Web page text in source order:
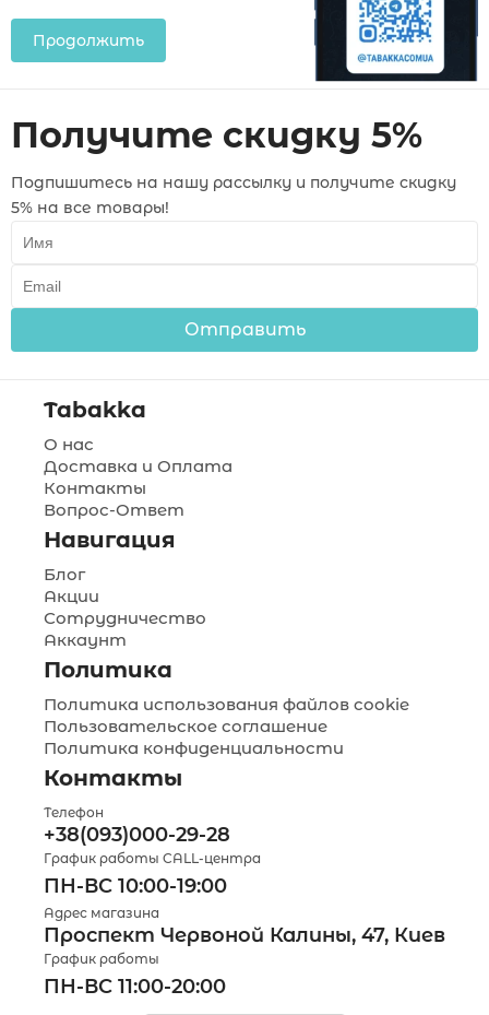
Продолжить
Получите скидку 5%
Подпишитесь на нашу рассылку и получите скидку
5% на все товары!
Отправить
Tabakka
О нас
Доставка и Оплата
Контакты
Вопрос-Ответ
Навигация
Блог
Акции
Сотрудничество
Аккаунт
Политика
Политика использования файлов cookie
Пользовательское соглашение
Политика конфиденциальности
Контакты
Телефон
+38(093)000-29-28
График работы CALL-центра
ПН-ВС 10:00-19:00
Адрес магазина
Проспект Червоной Калины, 47, Киев
График работы
ПН-ВС 11:00-20:00